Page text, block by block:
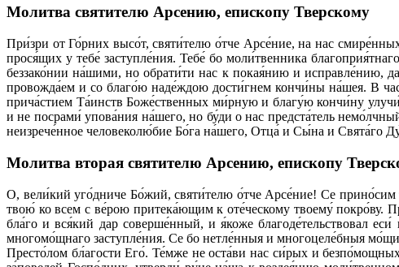
Молитва святителю Арсению, епископу Тверскому
При́зри от Го́рних высо́т, святи́телю о́тче Арсе́ние, на нас
прося́щих у тебе́ заступле́ния. Тебе́ бо моли́твенника
беззако́нии на́шими, но обрати́ти нас к покая́нию и исправле́нию,
провожда́ем и со благо́ю наде́ждою дости́гнем кончи́ны на́шея. В
прича́стием Та́инств Боже́ственных ми́рную и благу́ю кончи́ну
и не посрами́ упова́ния на́шего, но бу́ди о нас предста́тель
неизрече́нное человеколю́бие Бо́га на́шего, Отца́ и Сы́на и Свята́го
Молитва вторая святителю Арсению, епископу
О, вели́кий уго́дниче Бо́жий, святи́телю о́тче Арсе́ние! Се
твою́ ко всем с ве́рою притека́ющим к оте́ческому твоему́
бла́го и вся́кий дар соверше́нный, и я́коже благоде́тельствовал
многомо́щнаго заступле́ния. Се бо нетле́нныя и многоцеле́бныя
Престо́лом бл́агости Его́. Те́мже не оста́ви нас си́рых и